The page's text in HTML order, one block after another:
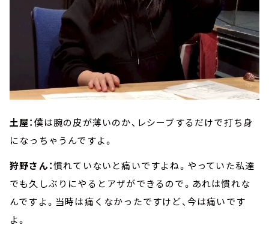
土屋：僕は腕の皮が薄いのか、レシーブするだけで打ち身
になっちゃうんですよ。
狩野さん：慣れていないと痛いですよね。やっていた私達
でも久しぶりにやるとアザができるので。あれは慣れな
んですよ。当時は痛くなかったですけど、今は痛いです
よ。